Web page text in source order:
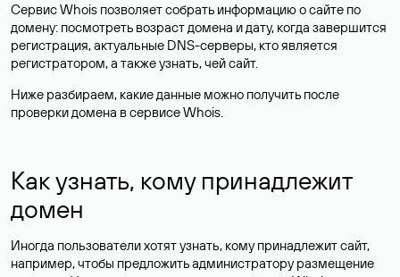
Сервис Whois позволяет собрать информацию о сайте по
домену: посмотреть возраст домена и дату, когда завершится
регистрация, актуальные DNS-серверы, кто является
регистратором, а также узнать, чей сайт.
Ниже разбираем, какие данные можно получить после
проверки домена в сервисе Whois.
Как узнать, кому принадлежит
домен
Иногда пользователи хотят узнать, кому принадлежит сайт,
например, чтобы предложить администратору размещение